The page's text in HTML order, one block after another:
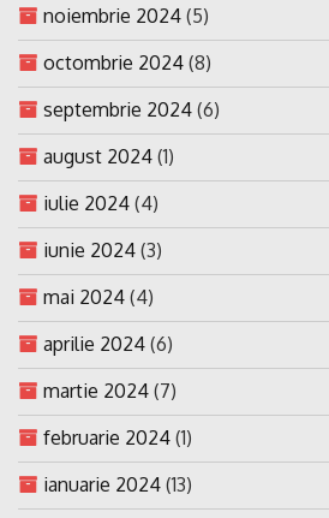
noiembrie 2024 (5)
octombrie 2024 (8)
septembrie 2024 (6)
august 2024 (1)
iulie 2024 (4)
iunie 2024 (3)
mai 2024 (4)
aprilie 2024 (6)
martie 2024 (7)
februarie 2024 (1)
ianuarie 2024 (13)